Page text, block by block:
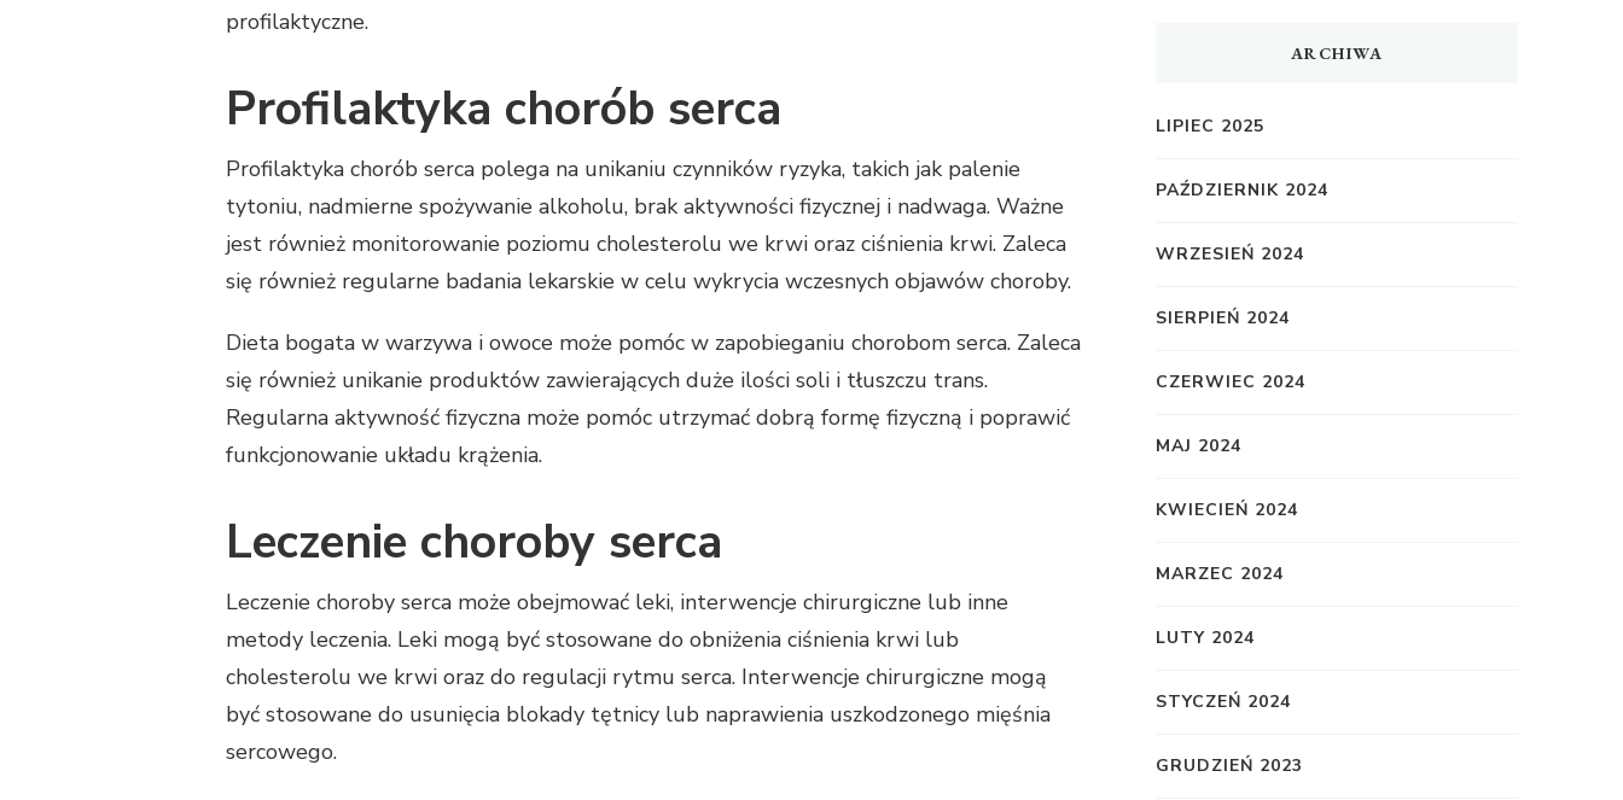
profilaktyczne.
Profilaktyka chorób serca
Profilaktyka chorób serca polega na unikaniu czynników ryzyka, takich jak palenie
tytoniu, nadmierne spożywanie alkoholu, brak aktywności fizycznej i nadwaga. Ważne
jest również monitorowanie poziomu cholesterolu we krwi oraz ciśnienia krwi. Zaleca
się również regularne badania lekarskie w celu wykrycia wczesnych objawów choroby.
Dieta bogata w warzywa i owoce może pomóc w zapobieganiu chorobom serca. Zaleca
się również unikanie produktów zawierających duże ilości soli i tłuszczu trans.
Regularna aktywność fizyczna może pomóc utrzymać dobrą formę fizyczną i poprawić
funkcjonowanie układu krążenia.
Leczenie choroby serca
Leczenie choroby serca może obejmować leki, interwencje chirurgiczne lub inne
metody leczenia. Leki mogą być stosowane do obniżenia ciśnienia krwi lub
cholesterolu we krwi oraz do regulacji rytmu serca. Interwencje chirurgiczne mogą
być stosowane do usunięcia blokady tętnicy lub naprawienia uszkodzonego mięśnia
sercowego.
ARCHIWA
LIPIEC 2025
PAŹDZIERNIK 2024
WRZESIEŃ 2024
SIERPIEŃ 2024
CZERWIEC 2024
MAJ 2024
KWIECIEŃ 2024
MARZEC 2024
LUTY 2024
STYCZEŃ 2024
GRUDZIEŃ 2023